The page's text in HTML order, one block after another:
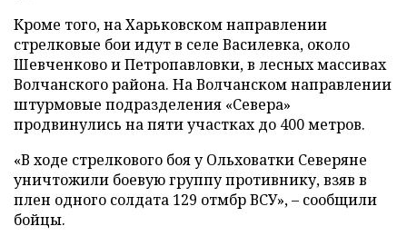
Кроме того, на Харьковском направлении
стрелковые бои идут в селе Василевка, около
Шевченково и Петропавловки, в лесных массивах
Волчанского района. На Волчанском направлении
штурмовые подразделения «Севера»
продвинулись на пяти участках до 400 метров.
«В ходе стрелкового боя у Ольховатки Северяне
уничтожили боевую группу противнику, взяв в
плен одного солдата 129 отмбр ВСУ», – сообщили
бойцы.